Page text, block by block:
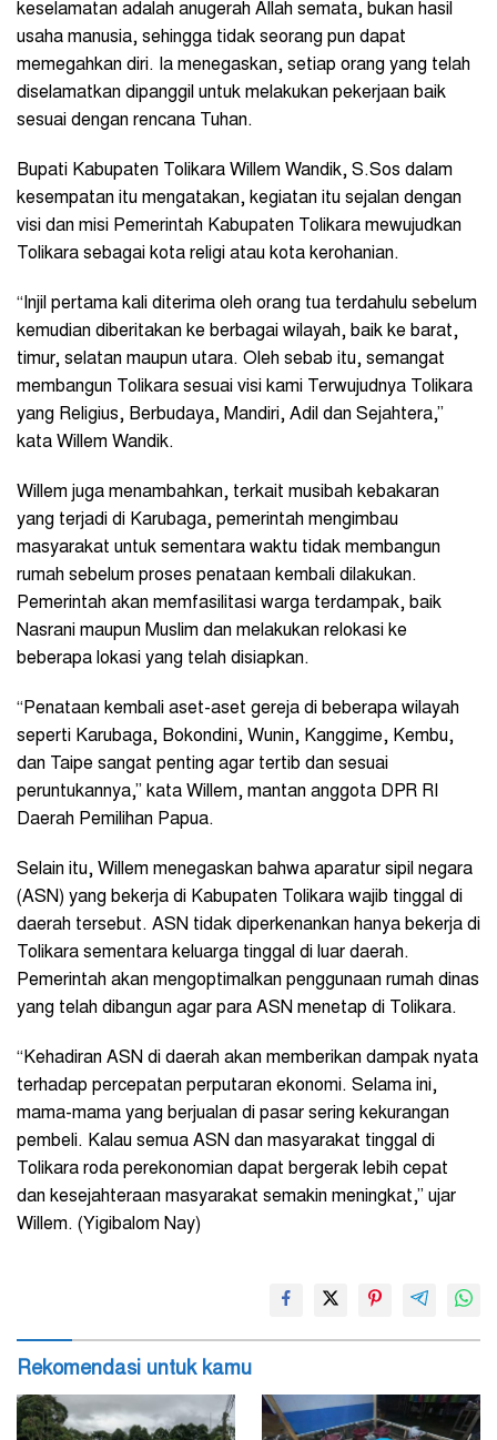
keselamatan adalah anugerah Allah semata, bukan hasil
usaha manusia, sehingga tidak seorang pun dapat
memegahkan diri. Ia menegaskan, setiap orang yang telah
diselamatkan dipanggil untuk melakukan pekerjaan baik
sesuai dengan rencana Tuhan.
Bupati Kabupaten Tolikara Willem Wandik, S.Sos dalam
kesempatan itu mengatakan, kegiatan itu sejalan dengan
visi dan misi Pemerintah Kabupaten Tolikara mewujudkan
Tolikara sebagai kota religi atau kota kerohanian.
“Injil pertama kali diterima oleh orang tua terdahulu sebelum
kemudian diberitakan ke berbagai wilayah, baik ke barat,
timur, selatan maupun utara. Oleh sebab itu, semangat
membangun Tolikara sesuai visi kami Terwujudnya Tolikara
yang Religius, Berbudaya, Mandiri, Adil dan Sejahtera,”
kata Willem Wandik.
Willem juga menambahkan, terkait musibah kebakaran
yang terjadi di Karubaga, pemerintah mengimbau
masyarakat untuk sementara waktu tidak membangun
rumah sebelum proses penataan kembali dilakukan.
Pemerintah akan memfasilitasi warga terdampak, baik
Nasrani maupun Muslim dan melakukan relokasi ke
beberapa lokasi yang telah disiapkan.
“Penataan kembali aset-aset gereja di beberapa wilayah
seperti Karubaga, Bokondini, Wunin, Kanggime, Kembu,
dan Taipe sangat penting agar tertib dan sesuai
peruntukannya,” kata Willem, mantan anggota DPR RI
Daerah Pemilihan Papua.
Selain itu, Willem menegaskan bahwa aparatur sipil negara
(ASN) yang bekerja di Kabupaten Tolikara wajib tinggal di
daerah tersebut. ASN tidak diperkenankan hanya bekerja di
Tolikara sementara keluarga tinggal di luar daerah.
Pemerintah akan mengoptimalkan penggunaan rumah dinas
yang telah dibangun agar para ASN menetap di Tolikara.
“Kehadiran ASN di daerah akan memberikan dampak nyata
terhadap percepatan perputaran ekonomi. Selama ini,
mama-mama yang berjualan di pasar sering kekurangan
pembeli. Kalau semua ASN dan masyarakat tinggal di
Tolikara roda perekonomian dapat bergerak lebih cepat
dan kesejahteraan masyarakat semakin meningkat,” ujar
Willem. (Yigibalom Nay)
Rekomendasi untuk kamu